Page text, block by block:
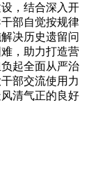
，结合深入开
部自觉按规律
决历史遗留问
，助力打造营
起全面从严治
部交流使用力
清气正的良好